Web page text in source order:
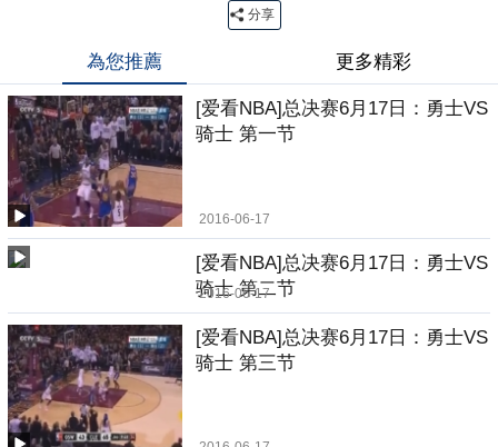
分享
為您推薦 更多精彩
[爱看NBA]总决赛6月17日：勇士VS
骑士 第一节
2016-06-17
[爱看NBA]总决赛6月17日：勇士VS
骑士 第二节
2016-06-17
[爱看NBA]总决赛6月17日：勇士VS
骑士 第三节